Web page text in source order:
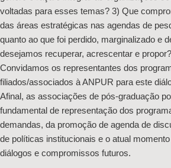
voltadas para esses temas? 3) Que
das áreas estratégicas nas agendas de
quanto ao que foi perdido, marginalizado e
desejamos recuperar, acrescentar e propor?
Convidamos os representantes dos
filiados/associados à ANPUR para este
Afinal, as associações de pós-graduação
fundamental de representação dos
demandas, da promoção de agenda de
de políticas institucionais e o atual
diálogos e compromissos futuros.